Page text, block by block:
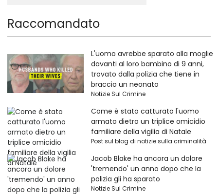
Raccomandato
L'uomo avrebbe sparato alla moglie
davanti al loro bambino di 9 anni,
trovato dalla polizia che tiene in
braccio un neonato
Notizie Sul Crimine
Come è stato catturato l'uomo
armato dietro un triplice omicidio
familiare della vigilia di Natale
Post sul blog di notizie sulla criminalità
Jacob Blake ha ancora un dolore
'tremendo' un anno dopo che la
polizia gli ha sparato
Notizie Sul Crimine